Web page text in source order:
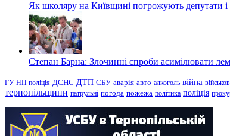
Як школяру на Київщині погрожують депутати і
Степан Барна: Злочинні спроби асимілювати
ГУ НП поліція ДСНС ДТП СБУ аварія авто алкоголь війна
тернопільщини патрульні погода пожежа політика поліція